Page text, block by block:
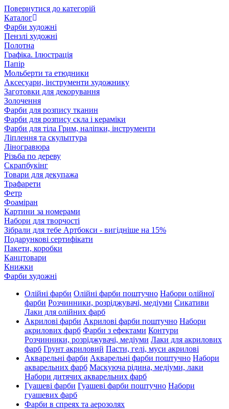
Повернутися до категорій
Каталог
Фарби художні
Пензлі художні
Полотна
Графіка. Ілюстрація
Папір
Мольберти та етюдники
Аксесуари, інструменти художнику
Заготовки для декорування
Золочення
Фарби для розпису тканин
Фарби для розпису скла і кераміки
Фарби для тіла Грим, наліпки, інструменти
Ліплення та скульптура
Ліногравюра
Різьба по дереву
Скрапбукінг
Товари для декупажа
Трафарети
Фетр
Фоаміран
Картини за номерами
Набори для творчості
Зібрали для тебе Артбокси - вигідніше на 15%
Подарункові сертифікати
Пакети, коробки
Канцтовари
Книжки
Фарби художні
Олійні фарби Олійні фарби поштучно Набори олійної
фарби Розчинники, розріджувачі, медіуми Сикативи
Лаки для олійних фарб
Акрилові фарби Акрилові фарби поштучно Набори
акрилових фарб Фарби з ефектами Контури
Розчинники, розріджувачі, медіуми Лаки для акрилових
фарб Грунт акриловий Пасти, гелі, муси акрилові
Акварельні фарби Акварельні фарби поштучно Набори
акварельних фарб Маскуюча рідина, медіуми, лаки
Набори дитячих акварельних фарб
Гуашеві фарби Гуашеві фарби поштучно Набори
гуашевих фарб
Фарби в спреях та аерозолях